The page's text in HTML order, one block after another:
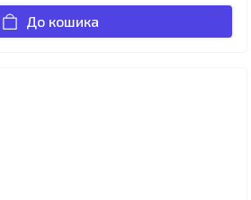
До кошика